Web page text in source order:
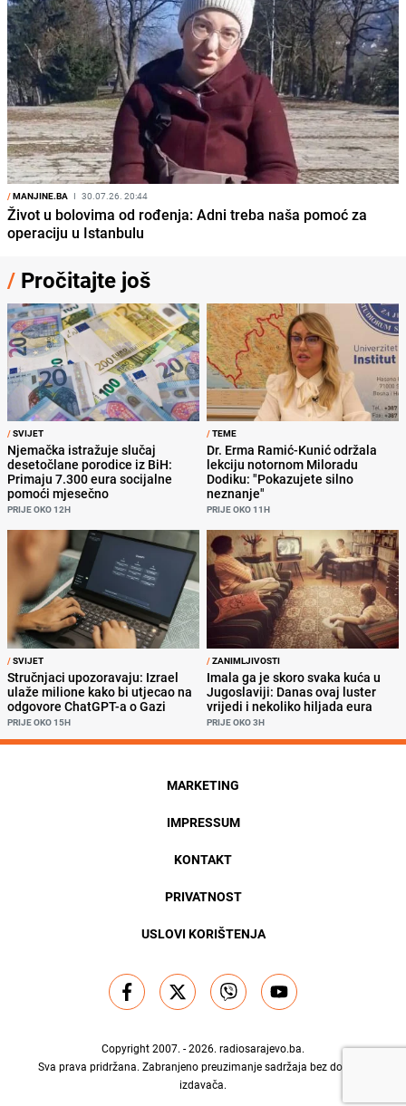
/MANJINE.BA I 30.07.26. 20:44
Život u bolovima od rođenja: Adni treba naša pomoć za
operaciju u Istanbulu
/ Pročitajte još
/SVIJET
Njemačka istražuje slučaj
desetočlane porodice iz BiH:
Primaju 7.300 eura socijalne
pomoći mjesečno
PRIJE OKO 12H
/TEME
Dr. Erma Ramić-Kunić održala
lekciju notornom Miloradu
Dodiku: "Pokazujete silno
neznanje"
PRIJE OKO 11H
/SVIJET
Stručnjaci upozoravaju: Izrael
ulaže milione kako bi utjecao na
odgovore ChatGPT-a o Gazi
PRIJE OKO 15H
/ZANIMLJIVOSTI
Imala ga je skoro svaka kuća u
Jugoslaviji: Danas ovaj luster
vrijedi i nekoliko hiljada eura
PRIJE OKO 3H
MARKETING
IMPRESSUM
KONTAKT
PRIVATNOST
USLOVI KORIŠTENJA
Copyright 2007. - 2026. radiosarajevo.ba.
Sva prava pridržana. Zabranjeno preuzimanje sadržaja bez dozvole
izdavača.